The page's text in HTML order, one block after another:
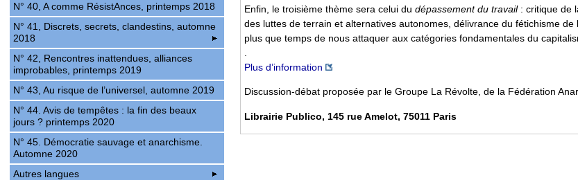
Enfin, le troisième thème sera celui du dépassement du travail: critique de
des luttes de terrain et alternatives autonomes, délivrance du fétichisme de
plus que temps de nous attaquer aux catégories fondamentales du
Plus d’information
Discussion-débat proposée par le Groupe La Révolte, de la Fédération
Librairie Publico, 145 rue Amelot, 75011 Paris
N° 40, A comme RésistAnces, printemps 2018
N° 41, Discrets, secrets, clandestins, automne
2018
N° 42, Rencontres inattendues, alliances
improbables, printemps 2019
N° 43, Au risque de l’universel, automne 2019
N° 44. Avis de tempêtes : la fin des beaux
jours ? printemps 2020
N° 45. Démocratie sauvage et anarchisme.
Automne 2020
Autres langues